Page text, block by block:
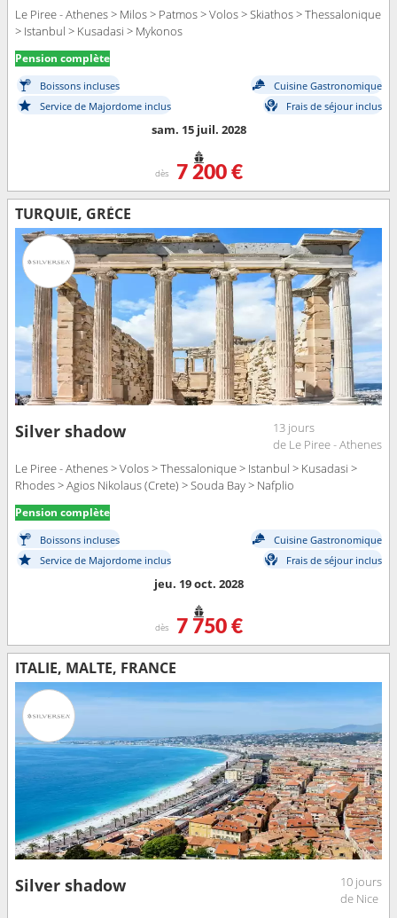
Le Piree - Athenes > Milos > Patmos > Volos > Skiathos > Thessalonique
> Istanbul > Kusadasi > Mykonos
Pension complète
Boissons incluses
Cuisine Gastronomique
Service de Majordome inclus
Frais de séjour inclus
sam. 15 juil. 2028
dès 7 200 €
TURQUIE, GRÈCE
Silver shadow
13 jours
de Le Piree - Athenes
Le Piree - Athenes > Volos > Thessalonique > Istanbul > Kusadasi >
Rhodes > Agios Nikolaus (Crete) > Souda Bay > Nafplio
Pension complète
Boissons incluses
Cuisine Gastronomique
Service de Majordome inclus
Frais de séjour inclus
jeu. 19 oct. 2028
dès 7 750 €
ITALIE, MALTE, FRANCE
Silver shadow
10 jours
de Nice